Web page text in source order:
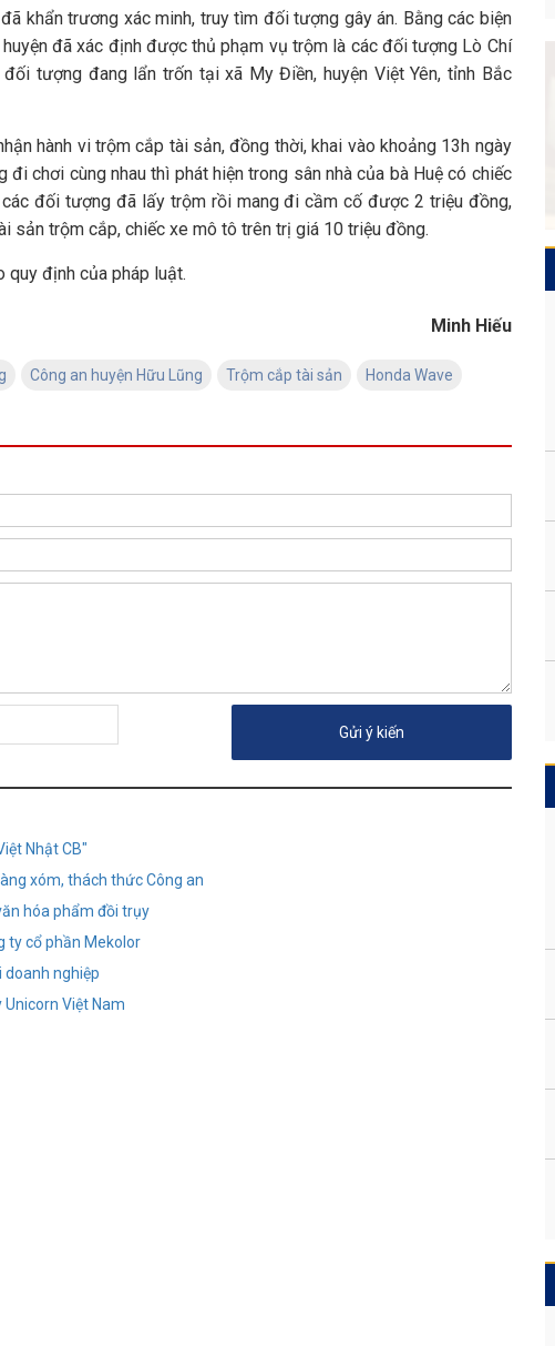
khẩn trương xác minh, truy tìm đối tượng gây án. Bằng các biện
đã xác định được thủ phạm vụ trộm là các đối tượng Lò Chí
tượng đang lẩn trốn tại xã My Điền, huyện Việt Yên, tỉnh Bắc
hành vi trộm cắp tài sản, đồng thời, khai vào khoảng 13h ngày
chơi cùng nhau thì phát hiện trong sân nhà của bà Huệ có chiếc
đối tượng đã lấy trộm rồi mang đi cầm cố được 2 triệu đồng,
sản trộm cắp, chiếc xe mô tô trên trị giá 10 triệu đồng.
định của pháp luật.
Minh Hiếu
Công an huyện Hữu Lũng Trộm cắp tài sản Honda Wave
Nhật CB"
xóm, thách thức Công an
hóa phẩm đồi trụy
ty cổ phần Mekolor
doanh nghiệp
Unicorn Việt Nam